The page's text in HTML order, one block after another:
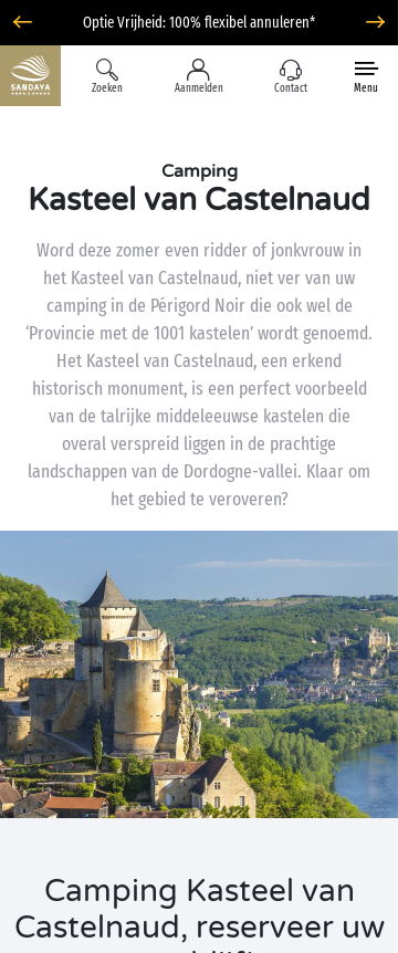
Optie Vrijheid: 100% flexibel annuleren*
Zoeken Aanmelden Contact Menu
Camping
Kasteel van Castelnaud
Word deze zomer even ridder of jonkvrouw in
het Kasteel van Castelnaud, niet ver van uw
camping in de Périgord Noir die ook wel de
‘Provincie met de 1001 kastelen’ wordt genoemd.
Het Kasteel van Castelnaud, een erkend
historisch monument, is een perfect voorbeeld
van de talrijke middeleeuwse kastelen die
overal verspreid liggen in de prachtige
landschappen van de Dordogne-vallei. Klaar om
het gebied te veroveren?
Camping Kasteel van
Castelnaud, reserveer uw